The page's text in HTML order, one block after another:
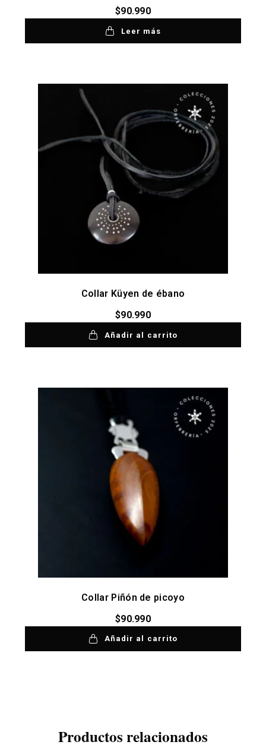
$90.990
Leer más
Collar Küyen de ébano
$90.990
Añadir al carrito
Collar Piñón de picoyo
$90.990
Añadir al carrito
Productos relacionados